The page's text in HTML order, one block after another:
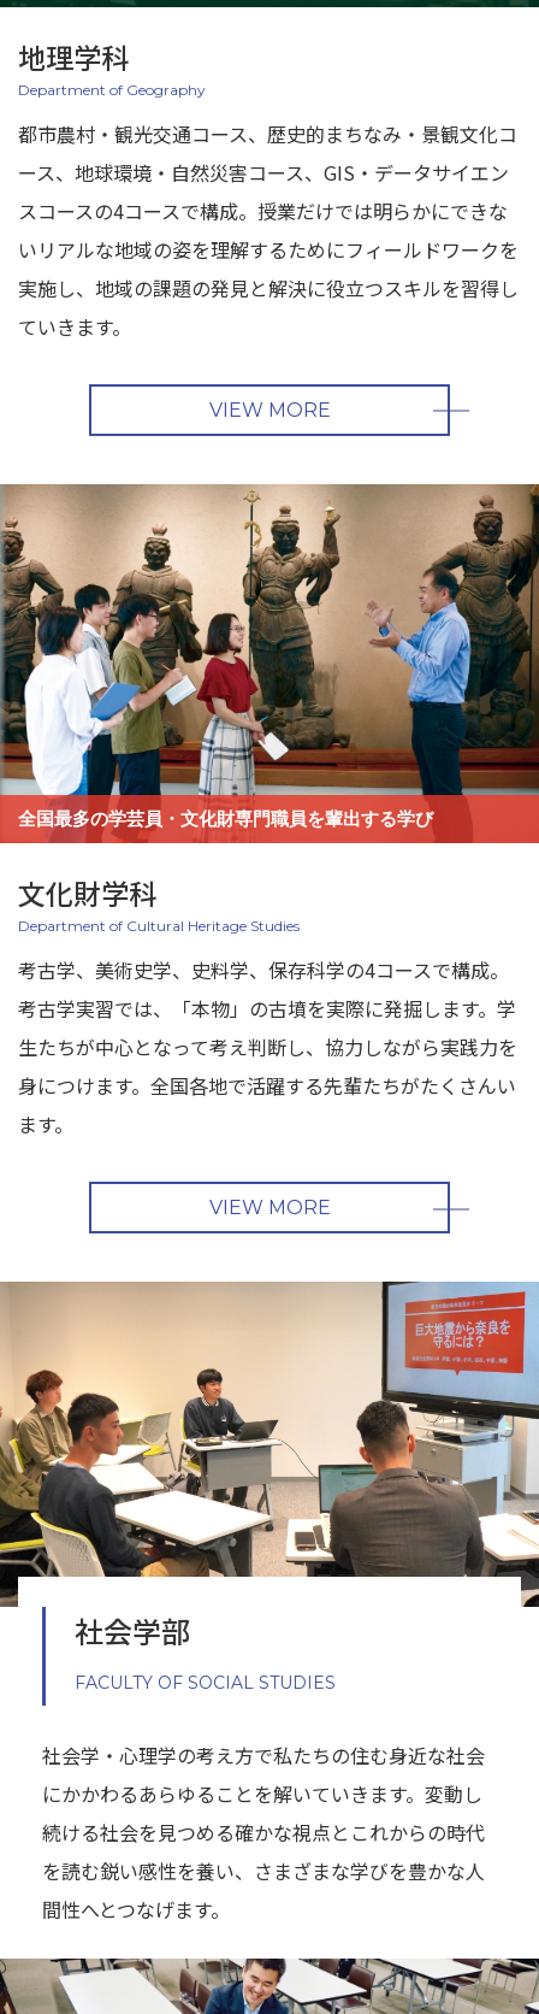
地理学科
Department of Geography
都市農村・観光交通コース、歴史的まちなみ・景観文化コ
ース、地球環境・自然災害コース、GIS・データサイエン
スコースの4コースで構成。授業だけでは明らかにできな
いリアルな地域の姿を理解するためにフィールドワークを
実施し、地域の課題の発見と解決に役立つスキルを習得し
ていきます。
VIEW MORE
全国最多の学芸員・文化財専門職員を輩出する学び
文化財学科
Department of Cultural Heritage Studies
考古学、美術史学、史料学、保存科学の4コースで構成。
考古学実習では、「本物」の古墳を実際に発掘します。学
生たちが中心となって考え判断し、協力しながら実践力を
身につけます。全国各地で活躍する先輩たちがたくさんい
ます。
VIEW MORE
社会学部
FACULTY OF SOCIAL STUDIES
社会学・心理学の考え方で私たちの住む身近な社会
にかかわるあらゆることを解いていきます。変動し
続ける社会を見つめる確かな視点とこれからの時代
を読む鋭い感性を養い、さまざまな学びを豊かな人
間性へとつなげます。